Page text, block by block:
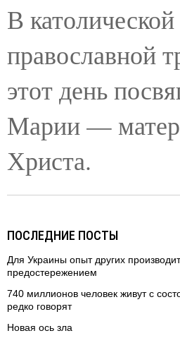
В
православной
этот день
Марии —
Христа.
ПОСЛЕДНИЕ ПОСТЫ
Для Украины опыт других
предостережением
740 миллионов человек живут с
редко говорят
Новая ось зла